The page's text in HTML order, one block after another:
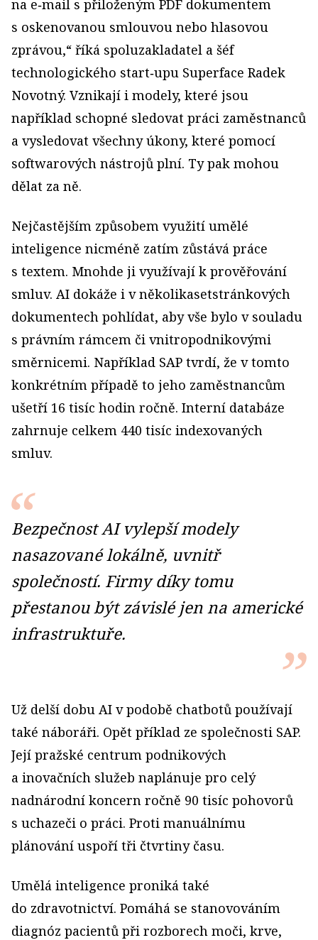
na e‑mail s přiloženým PDF dokumentem
s oskenovanou smlouvou nebo hlasovou
zprávou,“ říká spoluzakladatel a šéf
technologického start‑upu Superface Radek
Novotný. Vznikají i modely, které jsou
například schopné sledovat práci zaměstnanců
a vysledovat všechny úkony, které pomocí
softwarových nástrojů plní. Ty pak mohou
dělat za ně.
Nejčastějším způsobem využití umělé
inteligence nicméně zatím zůstává práce
s textem. Mnohde ji využívají k prověřování
smluv. AI dokáže i v několikasetstránkových
dokumentech pohlídat, aby vše bylo v souladu
s právním rámcem či vnitropodnikovými
směrnicemi. Například SAP tvrdí, že v tomto
konkrétním případě to jeho zaměstnancům
ušetří 16 tisíc hodin ročně. Interní databáze
zahrnuje celkem 440 tisíc indexovaných
smluv.
Bezpečnost AI vylepší modely
nasazované lokálně, uvnitř
společností. Firmy díky tomu
přestanou být závislé jen na americké
infrastruktuře.
Už delší dobu AI v podobě chatbotů používají
také náboráři. Opět příklad ze společnosti SAP.
Její pražské centrum podnikových
a inovačních služeb naplánuje pro celý
nadnárodní koncern ročně 90 tisíc pohovorů
s uchazeči o práci. Proti manuálnímu
plánování uspoří tři čtvrtiny času.
Umělá inteligence proniká také
do zdravotnictví. Pomáhá se stanovováním
diagnóz pacientů při rozborech moči, krve,